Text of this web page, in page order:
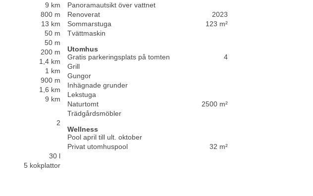
9 km
800 m
13 km
50 m
50 m
200 m
1,4 km
1 km
900 m
1,6 km
9 km
2
30 l
5 kokplattor
Panoramautsikt över vattnet
Renoverat
2023
Sommarstuga
123 m²
Tvättmaskin
Utomhus
Gratis parkeringsplats på tomten
4
Grill
Gungor
Inhägnade grunder
Lekstuga
Naturtomt
2500 m²
Trädgårdsmöbler
Wellness
Pool april till ult. oktober
Privat utomhuspool
32 m²